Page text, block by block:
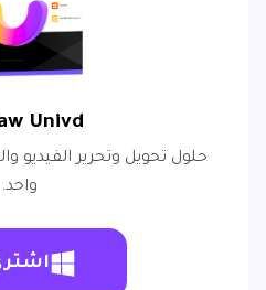
Univd
حلول تحويل وتحرير الفيديو
واحد.